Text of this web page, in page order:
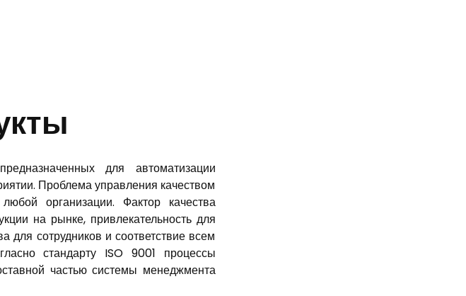
для автоматизации
Проблема управления качеством
организации. Фактор качества
на рынке, привлекательность для
для сотрудников и соответствие всем
стандарту ISO 9001 процессы
частью системы менеджмента